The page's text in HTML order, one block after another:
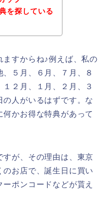
を探している
すからね♪例えば、私の
５月、６月、７月、８
２月、１月、２月、３
の人がいるはずです。な
かお得な特典があって
すが、その理由は、東京
お店で、誕生日に買い
ポンコードなどが貰え